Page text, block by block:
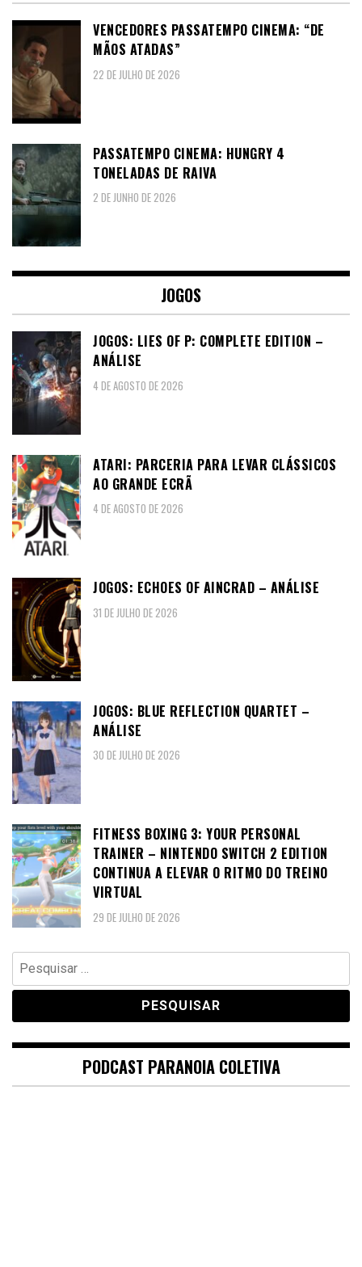
VENCEDORES PASSATEMPO CINEMA: “DE
MÃOS ATADAS”
22 DE JULHO DE 2026
PASSATEMPO CINEMA: HUNGRY 4
TONELADAS DE RAIVA
2 DE JUNHO DE 2026
JOGOS
JOGOS: LIES OF P: COMPLETE EDITION –
ANÁLISE
4 DE AGOSTO DE 2026
ATARI: PARCERIA PARA LEVAR CLÁSSICOS
AO GRANDE ECRÃ
4 DE AGOSTO DE 2026
JOGOS: ECHOES OF AINCRAD – ANÁLISE
31 DE JULHO DE 2026
JOGOS: BLUE REFLECTION QUARTET –
ANÁLISE
30 DE JULHO DE 2026
FITNESS BOXING 3: YOUR PERSONAL
TRAINER – NINTENDO SWITCH 2 EDITION
CONTINUA A ELEVAR O RITMO DO TREINO
VIRTUAL
29 DE JULHO DE 2026
Pesquisar
por:
PODCAST PARANOIA COLETIVA